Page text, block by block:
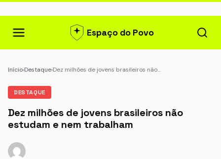
Espaço do Povo
Início›Destaque›Dez milhões de jovens brasileiros não…
DESTAQUE
Dez milhões de jovens brasileiros não
estudam e nem trabalham